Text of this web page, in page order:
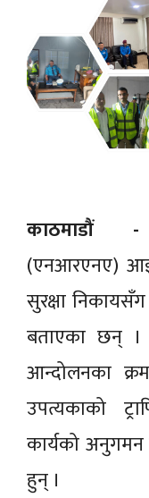
काठमाडौं -
(एनआरएनए)
सुरक्षा
बताएका छन्
आन्दोलनका
उपत्यकाको
कार्यको अनुगमन
हुन् ।